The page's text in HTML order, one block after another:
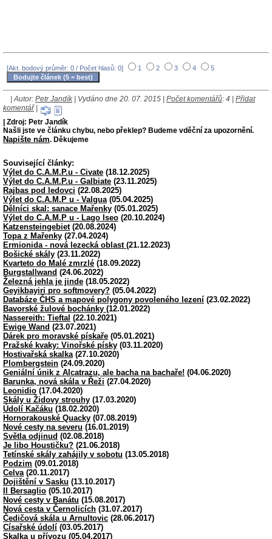
[Akt. bodový průměr: 0 / Počet hlasů: 0] 1 2 3 4 5
| Autor: Petr Jandík | Vydáno dne 20. 07. 2015 | Počet komentářů: 4 | Přidat
komentář|
| Zdroj: Petr Jandík
Našli jste ve článku chybu, nebo překlep? Budeme vděční za upozornění.
Napište nám. Děkujeme
Související články:
Výlet do C.A.M.P.u - Civate (18.12.2025)
Výlet do C.A.M.P.u - Galbiate (23.11.2025)
Rajbas pod ledovci (22.08.2025)
Výlet do C.A.M.P u - Valgua(05.04.2025)
Dělníci skal: sanace Mařenky (05.01.2025)
Výlet do C.A.M.P u - Lago Iseo (20.10.2024)
Katzensteingebiet(20.08.2024)
Topa z Mařenky (27.04.2024)
Ermionida - nová lezecká oblast (21.12.2023)
Bošické skály (23.11.2022)
Kvarteto do Malé zmrzlé (18.09.2022)
Burgstallwand (24.06.2022)
Železná jehla je jinde (18.05.2022)
Geyikbayiri pro softmovery? (05.04.2022)
Databáze ČHS a mapové polygony povoleného lezení (23.02.2022)
Bavorské žulové bochánky (12.01.2022)
Nassereith: Tieftal (22.10.2021)
Ewige Wand (23.07.2021)
Dárek pro moravské pískaře (05.01.2021)
Pražské kvaky: Vinořské písky (03.11.2020)
Hostivařská skalka(27.10.2020)
Plombergstein (24.09.2020)
Geniální únik z Alcatrazu, ale bacha na bachaře! (04.06.2020)
Barunka, nová skála v Řeži (27.04.2020)
Leonidio (17.04.2020)
Skály u Židovy strouhy (17.03.2020)
Údolí Kačáku (18.02.2020)
Hornorakouské Quacky (07.08.2019)
Nové cesty na severu (16.01.2019)
Světla odjinud (02.08.2018)
Je libo Houstičku? (21.06.2018)
Tetínské skály zahájily v sobotu (13.05.2018)
Podzim (09.01.2018)
Celva(20.11.2017)
Dojištění v Sasku (13.10.2017)
Il Bersaglio (05.10.2017)
Nové cesty v Banátu (15.08.2017)
Nová cesta v Černolicích (31.07.2017)
Čedičová skála u Arnultovic (28.06.2017)
Císařské údolí (03.05.2017)
Skalka u přívozu (05.04.2017)